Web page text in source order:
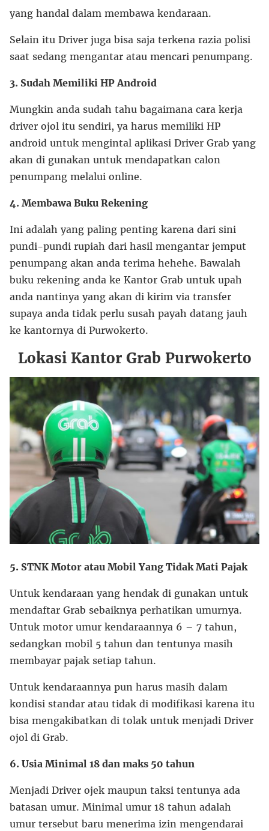
yang handal dalam membawa kendaraan.
Selain itu Driver juga bisa saja terkena razia polisi
saat sedang mengantar atau mencari penumpang.
3. Sudah Memiliki HP Android
Mungkin anda sudah tahu bagaimana cara kerja
driver ojol itu sendiri, ya harus memiliki HP
android untuk mengintal aplikasi Driver Grab yang
akan di gunakan untuk mendapatkan calon
penumpang melalui online.
4. Membawa Buku Rekening
Ini adalah yang paling penting karena dari sini
pundi-pundi rupiah dari hasil mengantar jemput
penumpang akan anda terima hehehe. Bawalah
buku rekening anda ke Kantor Grab untuk upah
anda nantinya yang akan di kirim via transfer
supaya anda tidak perlu susah payah datang jauh
ke kantornya di Purwokerto.
Lokasi Kantor Grab Purwokerto
5. STNK Motor atau Mobil Yang Tidak Mati Pajak
Untuk kendaraan yang hendak di gunakan untuk
mendaftar Grab sebaiknya perhatikan umurnya.
Untuk motor umur kendaraannya 6 – 7 tahun,
sedangkan mobil 5 tahun dan tentunya masih
membayar pajak setiap tahun.
Untuk kendaraannya pun harus masih dalam
kondisi standar atau tidak di modifikasi karena itu
bisa mengakibatkan di tolak untuk menjadi Driver
ojol di Grab.
6. Usia Minimal 18 dan maks 50 tahun
Menjadi Driver ojek maupun taksi tentunya ada
batasan umur. Minimal umur 18 tahun adalah
umur tersebut baru menerima izin mengendarai